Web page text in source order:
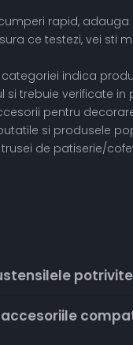
rapid,
ce testezi, vei sti
indica
si trebuie verificate in
pentru
si produsele
de patiserie/